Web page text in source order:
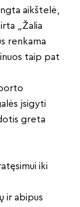
aikštelė,
„Žalia
renkama
taip pat
įsigyti
greta
iki
ir abipus